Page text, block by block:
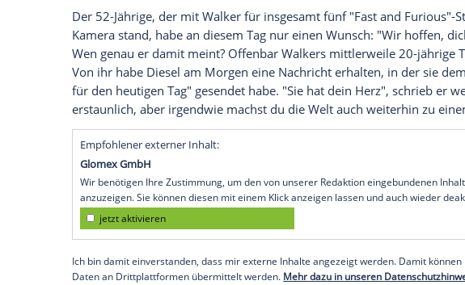
will. So viel, das es zu teilen gibt",schrieb Diesel dazu,
gen Himmel gerichtet. Und weiter: "Normalerweise
mit einem Geburtstagskuchen in Verlegenheit bringen
darüber nach, wie glücklich ich mich schätzen kann,
"Du machst die Welt zu einem besseren Ort"
ObwohlDiesel
in der Nacht auf Donnerstag ordentlich
and Furious"-Films gefeiert habe, könne er die Tränen
werden nie versiegen", schrieb er, "aber sie ändern
jenen der Trauer zu jenen der Huldigung werden.
Der 52-Jährige, der mit Walker für insgesamt fünf "Fast